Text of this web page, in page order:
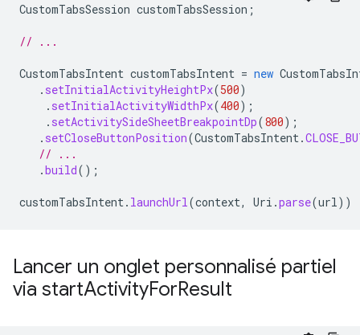
CustomTabsSession customTabsSession ;
// ...
CustomTabsIntent customTabsIntent = new
. setInitialActivityHeightPx(500)
. setInitialActivityWidthPx(400);
. setActivitySideSheetBreakpointDp(800);
. setCloseButtonPosition(CustomTabsIntent.
// ...
.build();
customTabsIntent. launchUrl(context, Uri .parse(url))
Lancer un onglet personnalisé partiel
via startActivityForResult